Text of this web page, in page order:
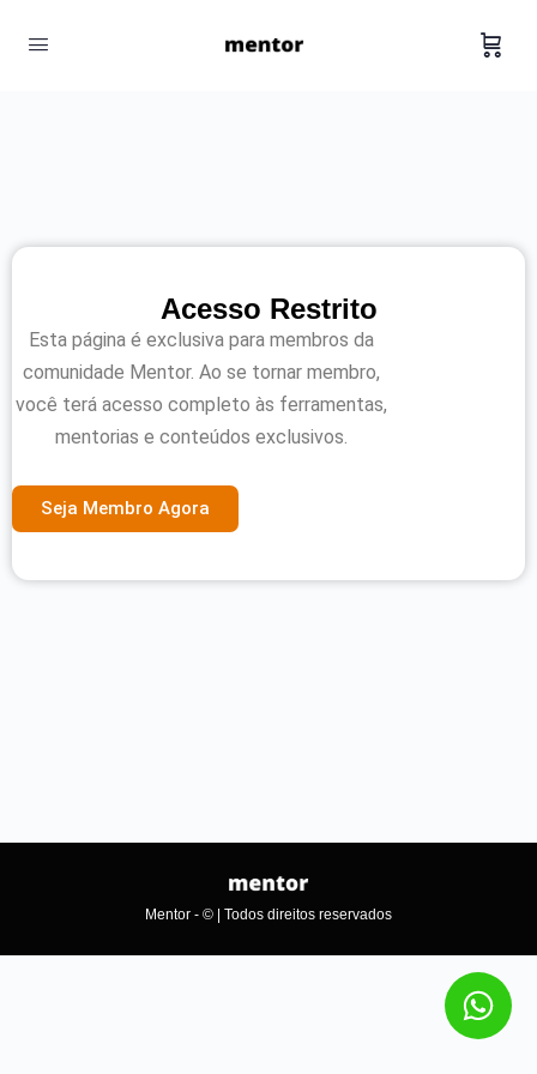
Acesso Restrito
Esta página é exclusiva para membros da
comunidade Mentor. Ao se tornar membro,
você terá acesso completo às ferramentas,
mentorias e conteúdos exclusivos.
Seja Membro Agora
Mentor - © | Todos direitos reservados